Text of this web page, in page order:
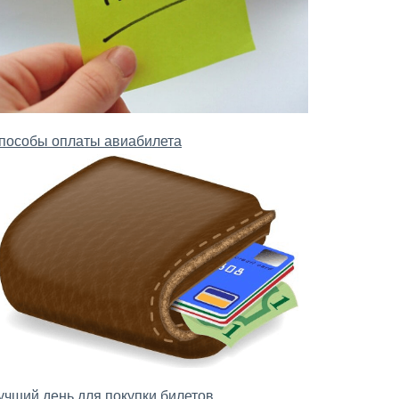
оплаты авиабилета